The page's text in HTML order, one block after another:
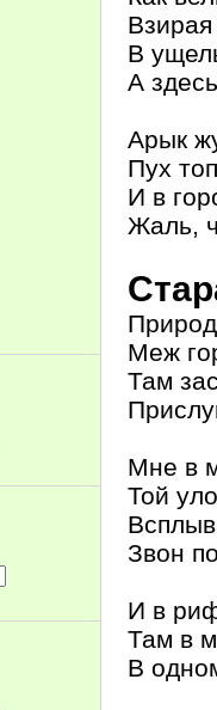
Взирая
В
А
Арык
Пух
И в
Жаль,
Меж
Там
Мне в
Той
Звон
И в
Там в
В